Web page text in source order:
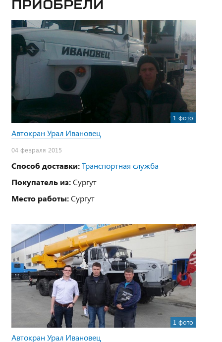
приобрели
1 фото
Автокран Урал Ивановец
04 февраля 2015
Способ доставки:Транспортная служба
Покупатель из:Сургут
Место работы:Сургут
1 фото
Автокран Урал Ивановец